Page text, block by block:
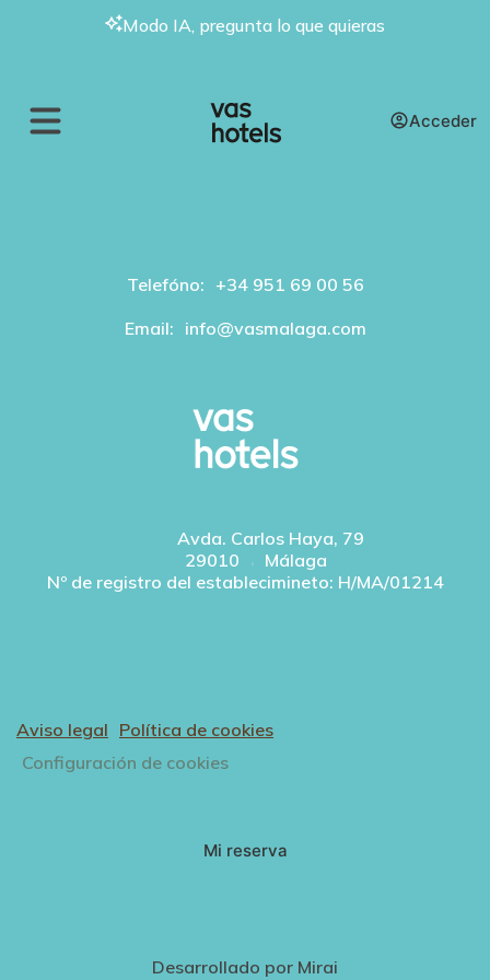
Modo IA, pregunta lo que quieras
Acceder
Telefóno: +34 951 69 00 56
Email: info@vasmalaga.com
Avda. Carlos Haya, 79
29010
Málaga
Nº de registro del establecimineto: H/MA/01214
Aviso legal Política de cookies
Configuración de cookies
Mi reserva
Desarrollado por Mirai